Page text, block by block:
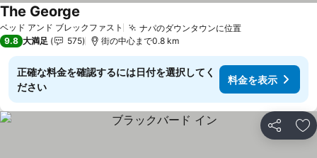
ベッド アンド ブレックファスト ナパのダウンタウンに位置料金を表示
The George
9.8 大満足 575 街の中心まで0.8 km
正確な料金を確認するには日付を選択してく
ださい
料金を表示
シェア お